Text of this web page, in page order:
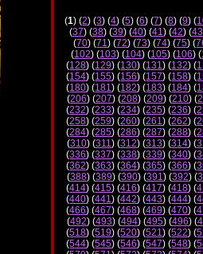
(1) (2) (3) (4) (5) (6) (7) (8) (9) (
(37) (38) (39) (40) (41) (42) (43
(70) (71) (72) (73) (74) (75) (
(102) (103) (104) (105) (106) (
(128) (129) (130) (131) (132) (
(154) (155) (156) (157) (158) (
(180) (181) (182) (183) (184) (
(206) (207) (208) (209) (210) (
(232) (233) (234) (235) (236) (
(258) (259) (260) (261) (262) (
(284) (285) (286) (287) (288) (
(310) (311) (312) (313) (314) (
(336) (337) (338) (339) (340) (
(362) (363) (364) (365) (366) (
(388) (389) (390) (391) (392) (
(414) (415) (416) (417) (418) (
(440) (441) (442) (443) (444) (
(466) (467) (468) (469) (470) (
(492) (493) (494) (495) (496) (
(518) (519) (520) (521) (522) (
(544) (545) (546) (547) (548) (